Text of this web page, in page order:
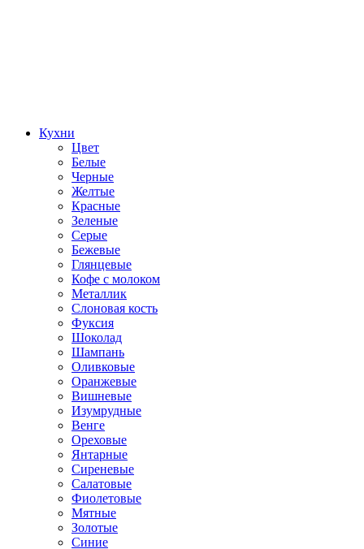
Кухни
Цвет
Белые
Черные
Желтые
Красные
Зеленые
Серые
Бежевые
Глянцевые
Кофе с молоком
Металлик
Слоновая кость
Фуксия
Шоколад
Шампань
Оливковые
Оранжевые
Вишневые
Изумрудные
Венге
Ореховые
Янтарные
Сиреневые
Салатовые
Фиолетовые
Мятные
Золотые
Синие